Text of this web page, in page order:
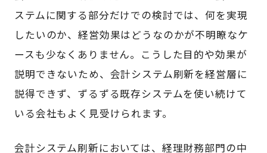
ステムに関する部分だけでの検討では、何を実現
したいのか、経営効果はどうなのかが不明瞭なケ
ースも少なくありません。こうした目的や効果が
説明できないため、会計システム刷新を経営層に
説得できず、ずるずる既存システムを使い続けて
いる会社もよく見受けられます。
会計システム刷新においては、経理財務部門の中